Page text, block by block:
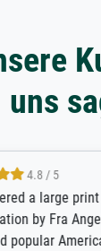
uns
4.8 / 5
a large
by Fra
popular